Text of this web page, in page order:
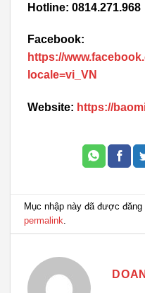
Hotline: 0814.271.968
Facebook:
https://
locale=vi_VN
Website: https://
Mục nhập này đã được
permalink